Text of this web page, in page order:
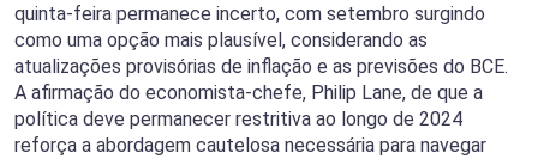
quinta-feira permanece incerto, com setembro surgindo
como uma opção mais plausível, considerando as
atualizações provisórias de inflação e as previsões do BCE.
A afirmação do economista-chefe, Philip Lane, de que a
política deve permanecer restritiva ao longo de 2024
reforça a abordagem cautelosa necessária para navegar